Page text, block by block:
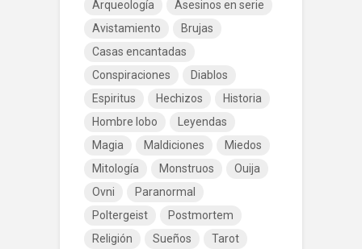
Arqueología
Asesinos en serie
Avistamiento
Brujas
Casas encantadas
Conspiraciones
Diablos
Espiritus
Hechizos
Historia
Hombre lobo
Leyendas
Magia
Maldiciones
Miedos
Mitología
Monstruos
Ouija
Ovni
Paranormal
Poltergeist
Postmortem
Religión
Sueños
Tarot